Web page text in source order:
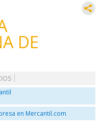
DE
en Mercantil.com